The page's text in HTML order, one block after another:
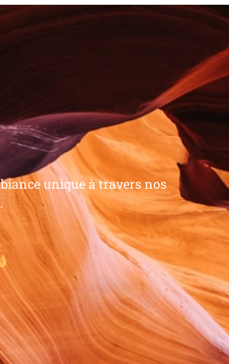
unique à travers nos